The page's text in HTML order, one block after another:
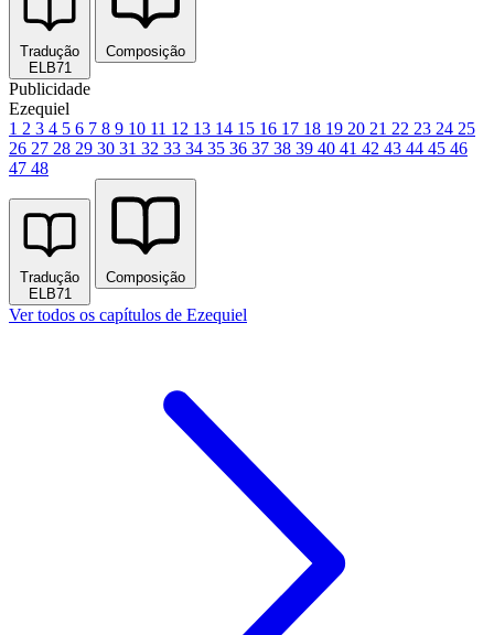
Tradução
ELB71
Composição
Publicidade
Ezequiel
1 2 3 4 5 6 7 8 9 10 11 12 13 14 15 16 17 18 19 20 21 22 23 24 25
26 27 28 29 30 31 32 33 34 35 36 37 38 39 40 41 42 43 44 45 46
47 48
Tradução
ELB71
Composição
Ver todos os capítulos de Ezequiel